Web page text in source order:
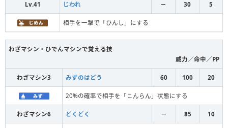
Lv.41 じわれ － 30 5
相手を一撃で「ひんし」にする
わざマシン・ひでんマシンで覚える技
威力／命中／PP
わざマシン3 みずのはどう 60 100 20
20%の確率で相手を「こんらん」状態にする
わざマシン6 どくどく － 85 10